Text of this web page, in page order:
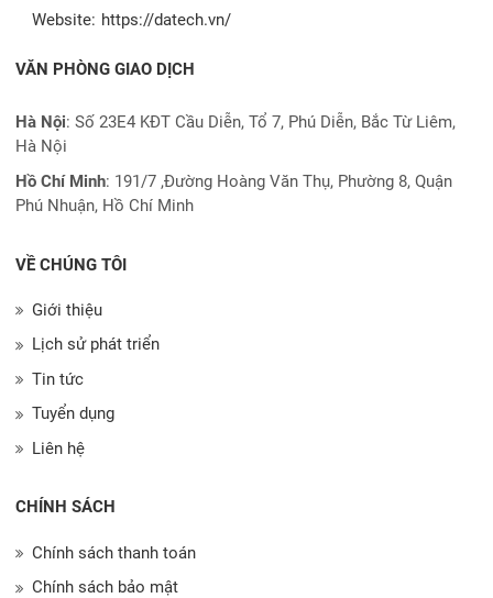
Website: https://datech.vn/
VĂN PHÒNG GIAO DỊCH
Hà Nội: Số 23E4 KĐT Cầu Diễn, Tổ 7, Phú Diễn, Bắc Từ Liêm,
Hà Nội
Hồ Chí Minh: 191/7 ,Đường Hoàng Văn Thụ, Phường 8, Quận
Phú Nhuận, Hồ Chí Minh
VỀ CHÚNG TÔI
Giới thiệu
Lịch sử phát triển
Tin tức
Tuyển dụng
Liên hệ
CHÍNH SÁCH
Chính sách thanh toán
Chính sách bảo mật